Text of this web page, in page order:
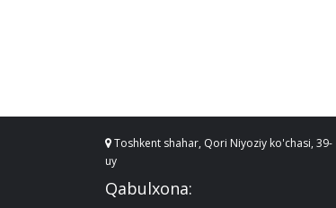
Toshkent shahar, Qori Niyoziy ko'chasi, 39-
uy
Qabulxona: